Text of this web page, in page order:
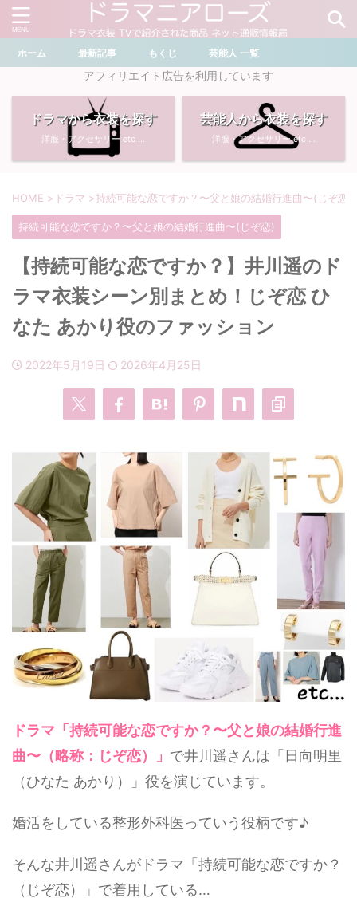
＼ ドラマ・芸能人を検索 ／
おすすめ検索ワード
川口春奈
・石原さとみ
・菜々緒
・堀田真由
多部未華子
広瀬すず
あのクズ
・若草物語
・ 畑芽育
・ 岡崎紗絵
・わたしの宝物
ライオンの隠れ家
・サイレント
・ワンピース
腕時計
ホーム 最新記事 もくじ 芸能人 一覧
アフィリエイト広告を利用しています
ドラマから衣装を探す
洋服・アクセサリー etc ...
芸能人から衣装を探す
洋服・アクセサリー etc ...
HOME > ドラマ >持続可能な恋ですか？〜父と娘の結婚行進曲〜(じぞ恋)
持続可能な恋ですか？〜父と娘の結婚行進曲〜(じぞ恋)
【持続可能な恋ですか？】井川遥のド
ラマ衣装シーン別まとめ！じぞ恋 ひ
なた あかり役のファッション
2022年5月19日 2026年4月25日
ドラマ「持続可能な恋ですか？〜父と娘の結婚行進
曲〜（略称：じぞ恋）」 で井川遥さんは「日向明里
（ひなた あかり）」役を演じています。
婚活をしている整形外科医っていう役柄です♪
そんな井川遥さんがドラマ「持続可能な恋ですか？
（じぞ恋）」で着用している…